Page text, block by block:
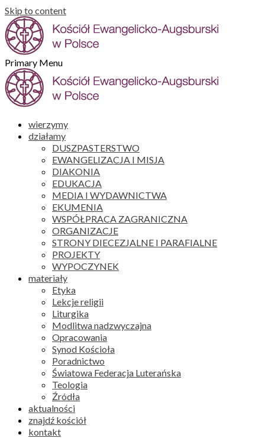
Skip to content
Primary Menu
wierzymy
działamy
DUSZPASTERSTWO
EWANGELIZACJA I MISJA
DIAKONIA
EDUKACJA
MEDIA I WYDAWNICTWA
EKUMENIA
WSPÓŁPRACA ZAGRANICZNA
ORGANIZACJE
STRONY DIECEZJALNE I PARAFIALNE
PROJEKTY
WYPOCZYNEK
materiały
Etyka
Lekcje religii
Liturgika
Modlitwa nadzwyczajna
Opracowania
Synod Kościoła
Poradnictwo
Światowa Federacja Luterańska
Teologia
Źródła
aktualności
znajdź kościół
kontakt